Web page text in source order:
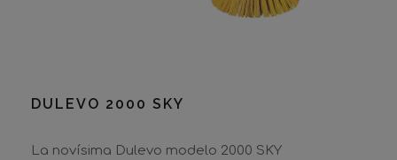
DULEVO 2000 SKY
La novísima Dulevo modelo 2000 SKY